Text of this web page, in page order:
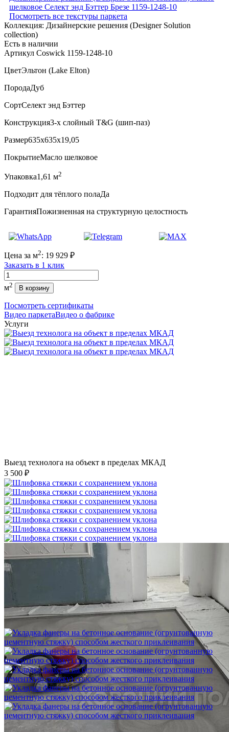
Посмотреть все текстуры паркета
Коллекция: Дизайнерские решения (Designer Solution
collection)
Есть в наличии
Артикул Coswick 1159-1248-10
ЦветЭльтон (Lake Elton)
ПородаДуб
СортСелект энд Бэттер
Конструкция3-х слойный T&G (шип-паз)
Размер635x635x19,05
ПокрытиеМасло шелковое
Упаковка1,61 м2
Подходит для тёплого полаДа
ГарантияПожизненная на структурную целостность
Цена за м2: 19 929 ₽
Заказать в 1 клик
Количество
м2 В корзину
Посмотреть сертификаты
Видео паркетаВидео о фабрике
Услуги
Выезд технолога на объект в пределах МКАД
3 500 ₽
Шлифовка стяжки с сохранением уклона
1 500 ₽